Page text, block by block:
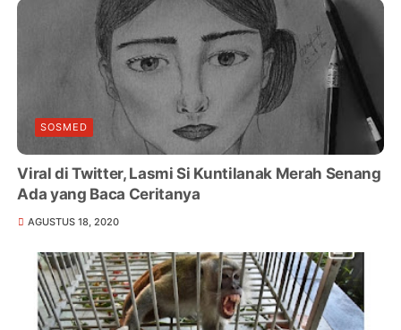
SOSMED
Viral di Twitter, Lasmi Si Kuntilanak Merah Senang
Ada yang Baca Ceritanya
AGUSTUS 18, 2020